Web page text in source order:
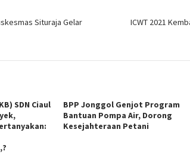
Situraja Gelar
ICWT 2021
SDN Ciaul
BPP Jonggol Genjot Program
Bantuan Pompa Air, Dorong
Kesejahteraan Petani